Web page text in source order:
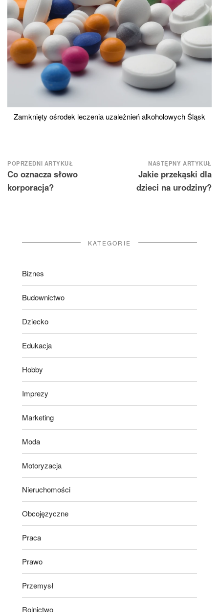
Zamknięty ośrodek leczenia uzależnień alkoholowych Śląsk
Nawigacja
wpisu
POPRZEDNI ARTYKUŁ
Co oznacza słowo
korporacja?
NASTĘPNY ARTYKUŁ
Jakie przekąski dla
dzieci na urodziny?
KATEGORIE
Biznes
Budownictwo
Dziecko
Edukacja
Hobby
Imprezy
Marketing
Moda
Motoryzacja
Nieruchomości
Obcojęzyczne
Praca
Prawo
Przemysł
Rolnictwo